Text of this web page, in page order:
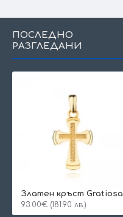
ПОСЛЕДНО
РАЗГЛЕДАНИ
Златен кръст Gratiosa
93.00€ (181.90 лв.)